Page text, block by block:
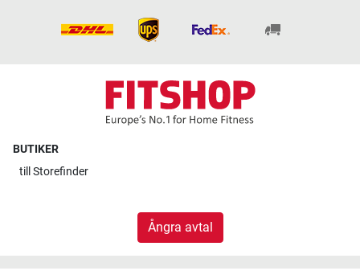
BUTIKER
till Storefinder
Ångra avtal